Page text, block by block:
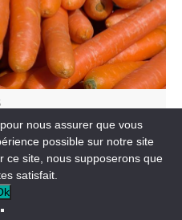
nous assurer que vous
possible sur notre site
ce site, nous supposerons que
satisfait.